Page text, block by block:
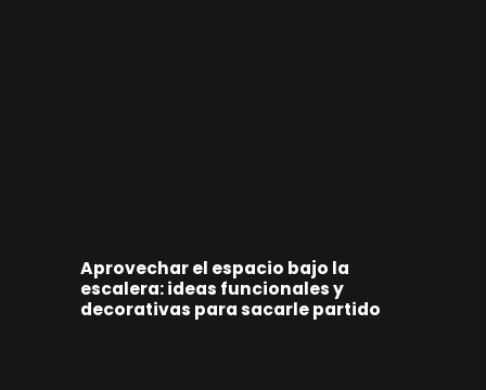
Aprovechar el espacio bajo la
escalera: ideas funcionales y
decorativas para sacarle partido